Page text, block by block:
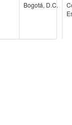
Bogotá, D.C.